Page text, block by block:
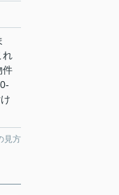
れ
件
見方